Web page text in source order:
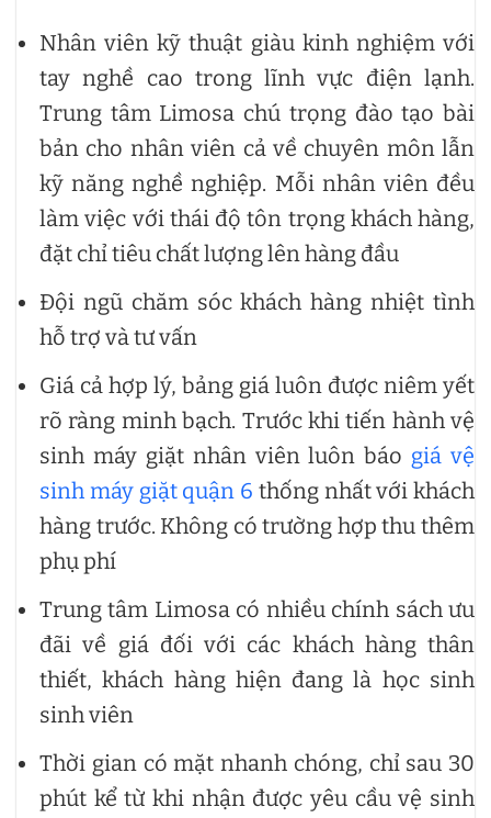
Nhân viên kỹ thuật giàu kinh nghiệm với
tay nghề cao trong lĩnh vực điện lạnh.
Trung tâm Limosa chú trọng đào tạo bài
bản cho nhân viên cả về chuyên môn lẫn
kỹ năng nghề nghiệp. Mỗi nhân viên đều
làm việc với thái độ tôn trọng khách hàng,
đặt chỉ tiêu chất lượng lên hàng đầu
Đội ngũ chăm sóc khách hàng nhiệt tình
hỗ trợ và tư vấn
Giá cả hợp lý, bảng giá luôn được niêm yết
rõ ràng minh bạch. Trước khi tiến hành vệ
sinh máy giặt nhân viên luôn báo giá vệ
sinh máy giặt quận 6 thống nhất với khách
hàng trước. Không có trường hợp thu thêm
phụ phí
Trung tâm Limosa có nhiều chính sách ưu
đãi về giá đối với các khách hàng thân
thiết, khách hàng hiện đang là học sinh
sinh viên
Thời gian có mặt nhanh chóng, chỉ sau 30
phút kể từ khi nhận được yêu cầu vệ sinh